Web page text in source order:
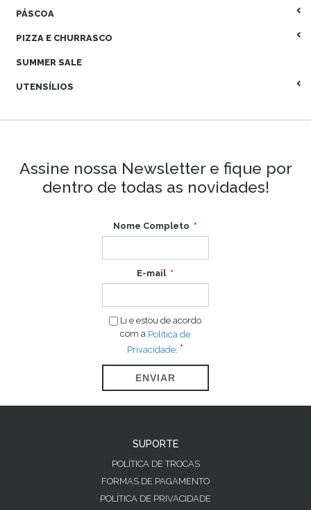
PÁSCOA
PIZZA E CHURRASCO
SUMMER SALE
UTENSÍLIOS
Assine nossa Newsletter e fique por
dentro de todas as novidades!
Nome Completo
E-mail
Li e estou de acordo
com a Política de
Privacidade.
ENVIAR
SUPORTE
POLÍTICA DE TROCAS
FORMAS DE PAGAMENTO
POLÍTICA DE PRIVACIDADE